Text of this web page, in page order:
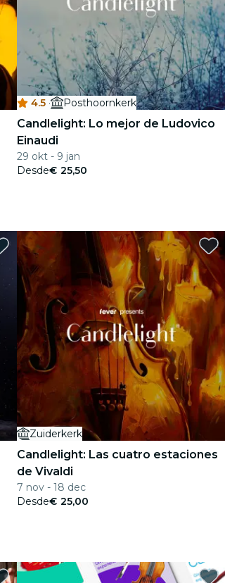
4.5 · Posthoornkerk
Candlelight: Lo mejor de Ludovico
Einaudi
29 okt - 9 jan
Desde€ 25,50
Zuiderkerk
Candlelight: Las cuatro estaciones
de Vivaldi
7 nov - 18 dec
Desde€ 25,00